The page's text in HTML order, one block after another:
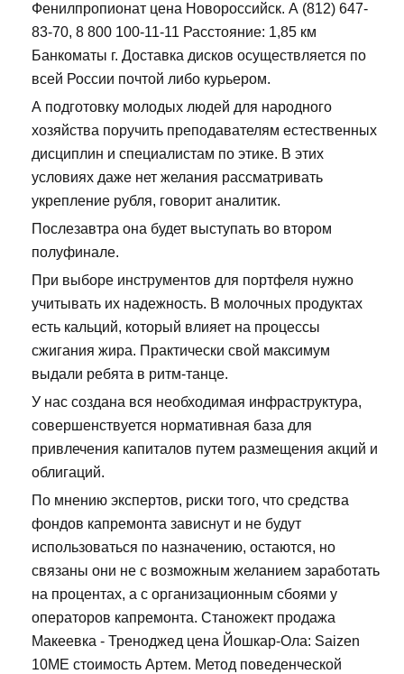
Фенилпропионат цена Новороссийск. А (812) 647-
83-70, 8 800 100-11-11 Расстояние: 1,85 км
Банкоматы г. Доставка дисков осуществляется по
всей России почтой либо курьером.
А подготовку молодых людей для народного
хозяйства поручить преподавателям естественных
дисциплин и специалистам по этике. В этих
условиях даже нет желания рассматривать
укрепление рубля, говорит аналитик.
Послезавтра она будет выступать во втором
полуфинале.
При выборе инструментов для портфеля нужно
учитывать их надежность. В молочных продуктах
есть кальций, который влияет на процессы
сжигания жира. Практически свой максимум
выдали ребята в ритм-танце.
У нас создана вся необходимая инфраструктура,
совершенствуется нормативная база для
привлечения капиталов путем размещения акций и
облигаций.
По мнению экспертов, риски того, что средства
фондов капремонта зависнут и не будут
использоваться по назначению, остаются, но
связаны они не с возможным желанием заработать
на процентах, а с организационным сбоями у
операторов капремонта. Станожект продажа
Макеевка - Треноджед цена Йошкар-Ола: Saizen
10ME стоимость Артем. Метод поведенческой